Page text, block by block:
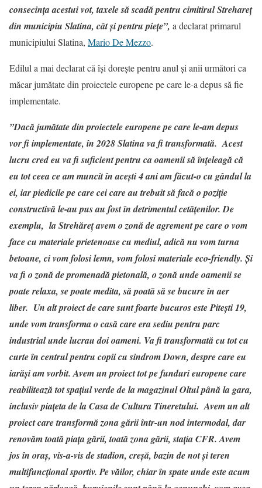
consecința acestui vot, taxele să scadă pentru cimitirul Strehareț
din municipiu Slatina, cât și pentru piețe”, a declarat primarul
municipiului Slatina, Mario De Mezzo.
Edilul a mai declarat că își dorește pentru anul și anii următori ca
măcar jumătate din proiectele europene pe care le-a depus să fie
implementate.
”Dacă jumătate din proiectele europene pe care le-am depus
vor fi implementate, în 2028 Slatina va fi transformată. Acest
lucru cred eu va fi suficient pentru ca oamenii să înțeleagă că
eu tot ceea ce am muncit în acești 4 ani am făcut-o cu gândul la
ei, iar piedicile pe care cei care au trebuit să facă o poziție
constructivă le-au pus au fost în detrimentul cetățenilor. De
exemplu, la Strehăreț avem o zonă de agrement pe care o vom
face cu materiale prietenoase cu mediul, adică nu vom turna
betoane, ci vom folosi lemn, vom folosi materiale eco-friendly. Și
va fi o zonă de promenadă pietonală, o zonă unde oamenii se
poate relaxa, se poate medita, să poată să se bucure în aer
liber. Un alt proiect de care sunt foarte bucuros este Pitești 19,
unde vom transforma o casă care era sediu pentru parc
industrial unde lucrau doi oameni. Va fi transformată cu tot cu
curte în centrul pentru copii cu sindrom Down, despre care eu
iarăși am vorbit. Avem un proiect tot pe funduri europene care
reabilitează tot spațiul verde de la magazinul Oltul până la gara,
inclusiv piațeta de la Casa de Cultura Tineretului. Avem un alt
proiect care transformă zona gării într-un nod intermodal, dar
renovăm toată piața gării, toată zona gării, stația CFR. Avem
jos în oraș, vis-a-vis de stadion, creșă, bazin de not și teren
multifuncțional sportiv. Pe văilor, chiar în spate unde este acum